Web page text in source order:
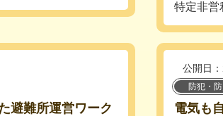
特定非
難所運営ワーク
公開日
防犯・防
電気も